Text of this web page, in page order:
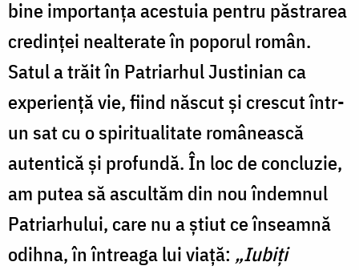
bine importanța acestuia pentru păstrarea
credinței nealterate în poporul român.
Satul a trăit în Patriarhul Justinian ca
experienţă vie, fiind născut și crescut într-
un sat cu o spiritualitate românească
autentică și profundă. În loc de concluzie,
am putea să ascultăm din nou îndemnul
Patriarhului, care nu a știut ce înseamnă
odihna, în întreaga lui viață: „Iubiți